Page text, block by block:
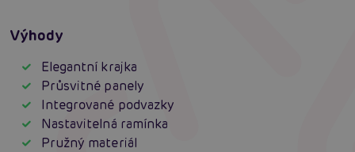
Výhody
Elegantní krajka
Průsvitné panely
Integrované podvazky
Nastavitelná ramínka
Pružný materiál